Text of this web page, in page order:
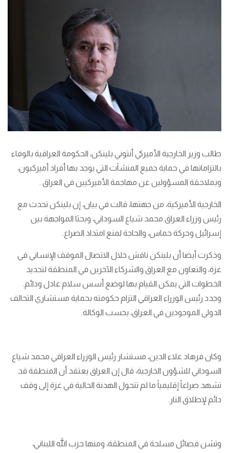
طالب وزير الخارجية الأميركي أنتوني بلينكن، الحكومة العراقية بالوفاء
بالتزاماتها في حماية جميع المنشآت التي يوجد بها أفراد أميركيون،
وبملاحقة المسؤولين عن مهاجمة الأميركيين في العراق .
الخارجية الأميركية، من جهتها، قالت في بيان، إن بلينكن تحدث مع
رئيس وزراء العراق محمد شياع السوداني، وبحثا المواجهة بين
إسرائيل وحركة حماس، والحاجة لمنع امتداد الصراع.
وذكرت أيضا أن بلينكن ناقش خلال الاتصال الموقف الإنساني في
غزة، والتعاون مع العراق والشركاء الآخرين في المنطقة لتحديد
الخطوات التي يمكن القيام بها لوضع أسس سلام عادل ودائم.
وجدد رئيس الوزراء العراقي التزام حكومته بحماية مستشاري التحالف
الدولي الموجودين في العراق، بحسب الوكالة.
وكان فرهاد علاء الدين، مستشار رئيس الوزراء العراقي محمد شياع
السوداني للشؤون الخارجية، قال إن العراق يعتقد أن المنطقة قد
تشهد صراعاً إقليمياً‭‬‬‬‬‬‬‬‬‬‬‬‬‬‬‬‬ ما لم تتحول الهدنة الحالية في غزة إلى وقف
دائم لإطلاق النار.
وتشن فصائل مسلحة في المنطقة، ومنها حزب الله اللبناني،